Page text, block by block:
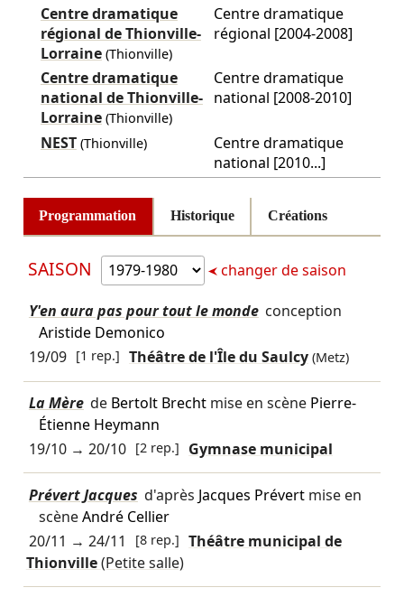
Centre dramatique
régional de Thionville-
Lorraine(Thionville)
Centre dramatique
régional [2004-2008]
Centre dramatique
national de Thionville-
Lorraine(Thionville)
Centre dramatique
national [2008-2010]
NEST(Thionville)
Centre dramatique
national [2010...]
Programmation Historique Créations
SAISON changer de saison
Y'en aura pas pour tout le monde conception
Aristide Demonico
19/09 [1 rep.] Théâtre de l'Île du Saulcy (Metz)
La Mère de Bertolt Brechtmise en scène Pierre-
Étienne Heymann
19/10→ 20/10 [2 rep.] Gymnase municipal
Prévert Jacques d'après Jacques Prévertmise en
scèneAndré Cellier
20/11 → 24/11 [8 rep.] Théâtre municipal de
Thionville(Petite salle)